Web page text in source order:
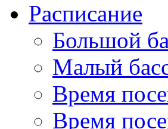
Расписание
Большой
Малый
Время
Время